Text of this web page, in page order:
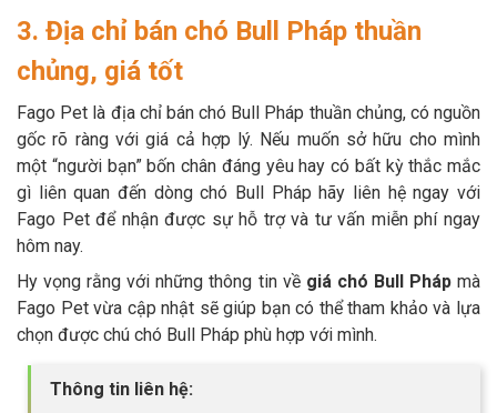
3. Địa chỉ bán chó Bull Pháp thuần
chủng, giá tốt
Fago Pet là địa chỉ bán chó Bull Pháp thuần chủng, có nguồn
gốc rõ ràng với giá cả hợp lý. Nếu muốn sở hữu cho mình
một “người bạn” bốn chân đáng yêu hay có bất kỳ thắc mắc
gì liên quan đến dòng chó Bull Pháp hãy liên hệ ngay với
Fago Pet để nhận được sự hỗ trợ và tư vấn miễn phí ngay
hôm nay.
Hy vọng rằng với những thông tin về giá chó Bull Phápmà
Fago Pet vừa cập nhật sẽ giúp bạn có thể tham khảo và lựa
chọn được chú chó Bull Pháp phù hợp với mình.
Thông tin liên hệ: